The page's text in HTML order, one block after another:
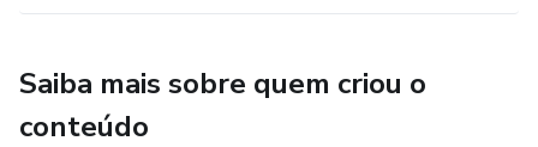
Saiba mais sobre quem criou o
conteúdo